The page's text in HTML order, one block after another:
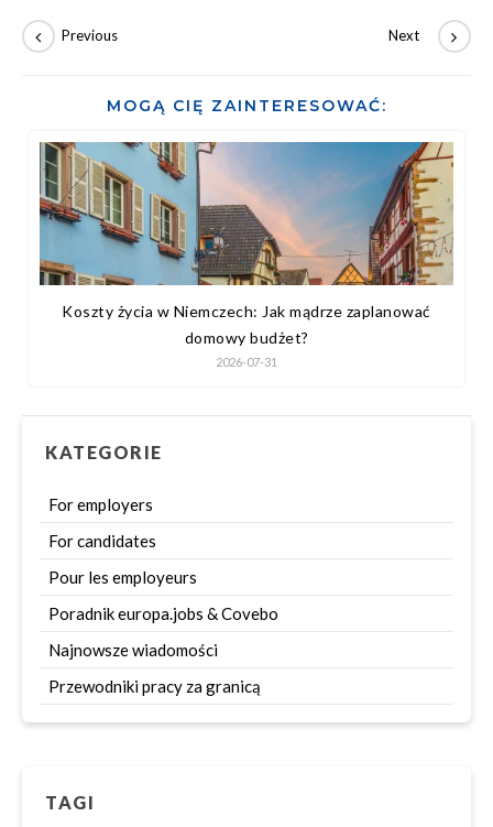
MOGĄ CIĘ ZAINTERESOWAĆ:
Koszty życia w Niemczech: Jak mądrze zaplanować
domowy budżet?
2026-07-31
KATEGORIE
For employers
For candidates
Pour les employeurs
Poradnik europa.jobs & Covebo
Najnowsze wiadomości
Przewodniki pracy za granicą
TAGI